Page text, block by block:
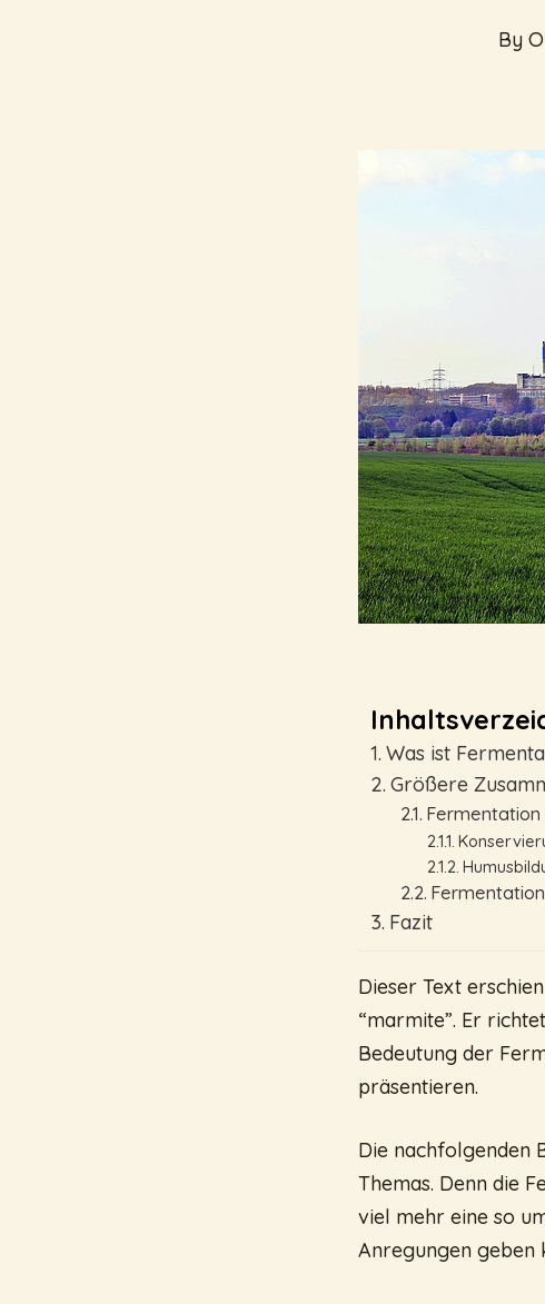
By
Was ist
Größere
Fermentation
Fazit
Dieser Text
“marmite”. Er
Bedeutung der
präsentieren.
Die nachfolgenden
Themas. Denn die
viel mehr eine so
Anregungen geben